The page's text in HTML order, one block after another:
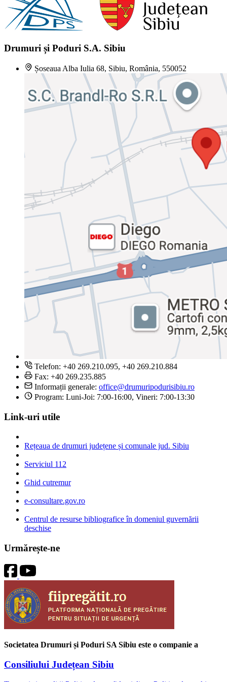
Drumuri și Poduri S.A. Sibiu
Șoseaua Alba Iulia 68, Sibiu, România, 550052
Telefon: +40 269.210.095, +40 269.210.884
Fax: +40 269.235.885
Informații generale: office@drumuripodurisibiu.ro
Program: Luni-Joi: 7:00-16:00, Vineri: 7:00-13:30
Link-uri utile
Rețeaua de drumuri județene și comunale jud. Sibiu
Serviciul 112
Ghid cutremur
e-consultare.gov.ro
Centrul de resurse bibliografice în domeniul guvernării
deschise
Urmărește-ne
Societatea Drumuri și Poduri SA Sibiu este o companie a
Consiliului Județean Sibiu